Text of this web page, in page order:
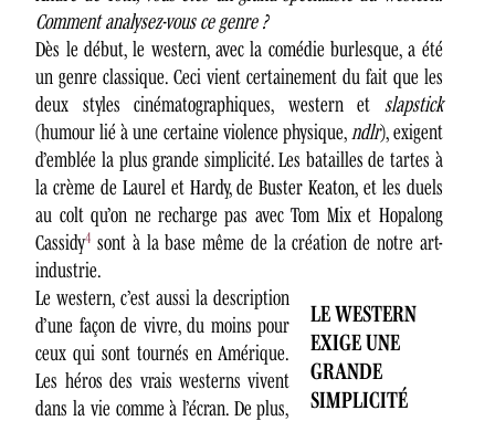
Comment analysez-vous ce genre ?
Dès le début, le western, avec la comédie burlesque, a été
un genre classique. Ceci vient certainement du fait que les
deux styles cinématographiques, western et slapstick
(humour lié à une certaine violence physique, ndlr), exigent
d’emblée la plus grande simplicité. Les batailles de tartes à
la crème de Laurel et Hardy, de Buster Keaton, et les duels
au colt qu’on ne recharge pas avec Tom Mix et Hopalong
Cassidy4 sont à la base même de la création de notre art-
industrie.
LE WESTERN
EXIGE UNE
GRANDE
SIMPLICITÉ
Le western, c’est aussi la description
d’une façon de vivre, du moins pour
ceux qui sont tournés en Amérique.
Les héros des vrais westerns vivent
dans la vie comme à l’écran. De plus,